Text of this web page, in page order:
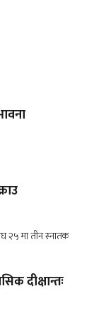
दीक्षान्तः